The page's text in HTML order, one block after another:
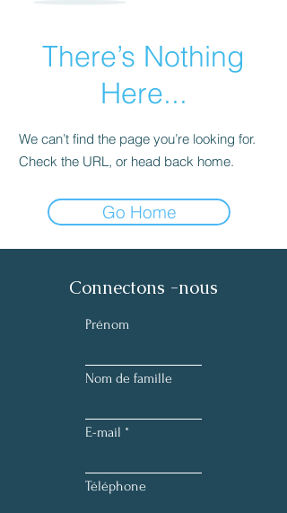
There’s Nothing
Here...
We can’t find the page you’re looking for.
Check the URL, or head back home.
Go Home
Connectons -nous
Prénom
Nom de famille
E-mail
Téléphone